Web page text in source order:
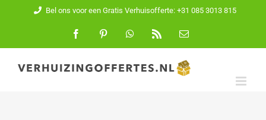
inhoud
Bel ons voor een Gratis Verhuisofferte: +31 085 3013 815
FacebookPinterest WhatsApp
E-